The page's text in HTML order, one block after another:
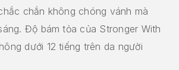
chắn không chóng vánh mà
Độ bám tỏa của Stronger With
dưới 12 tiếng trên da người